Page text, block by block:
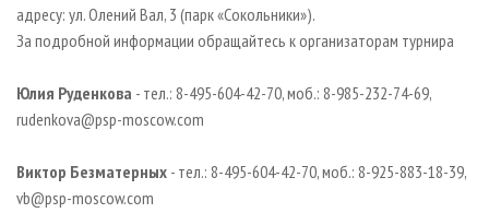
адресу: ул. Олений Вал, 3 (парк «Сокольники»).
За подробной информации обращайтесь к организаторам турнира
Юлия Руденкова - тел.: 8-495-604-42-70, моб.: 8-985-232-74-69,
rudenkova@psp-moscow.com
Виктор Безматерных - тел.: 8-495-604-42-70, моб.: 8-925-883-18-39,
vb@psp-moscow.com